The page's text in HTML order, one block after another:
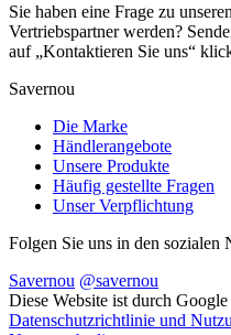
Sie haben eine Frage zu
Vertriebspartner werden?
auf „Kontaktieren Sie uns“
Savernou
Die Marke
Händlerangebote
Unsere Produkte
Häufig gestellte Fragen
Unser Verpflichtung
Folgen Sie uns in den sozialen
Savernou @savernou
Diese Website ist durch
Datenschutzrichtlinie und